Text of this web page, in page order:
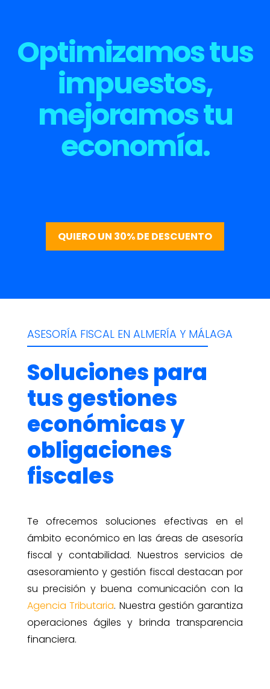
Optimizamos tus
impuestos,
mejoramos tu
economía.
QUIERO UN 30% DE DESCUENTO
ASESORÍA FISCAL EN ALMERÍA Y MÁLAGA
Soluciones para
tus gestiones
económicas y
obligaciones
fiscales
Te ofrecemos soluciones efectivas en el
ámbito económico en las áreas de asesoría
fiscal y contabilidad. Nuestros servicios de
asesoramiento y gestión fiscal destacan por
su precisión y buena comunicación con la
Agencia Tributaria. Nuestra gestión garantiza
operaciones ágiles y brinda transparencia
financiera.